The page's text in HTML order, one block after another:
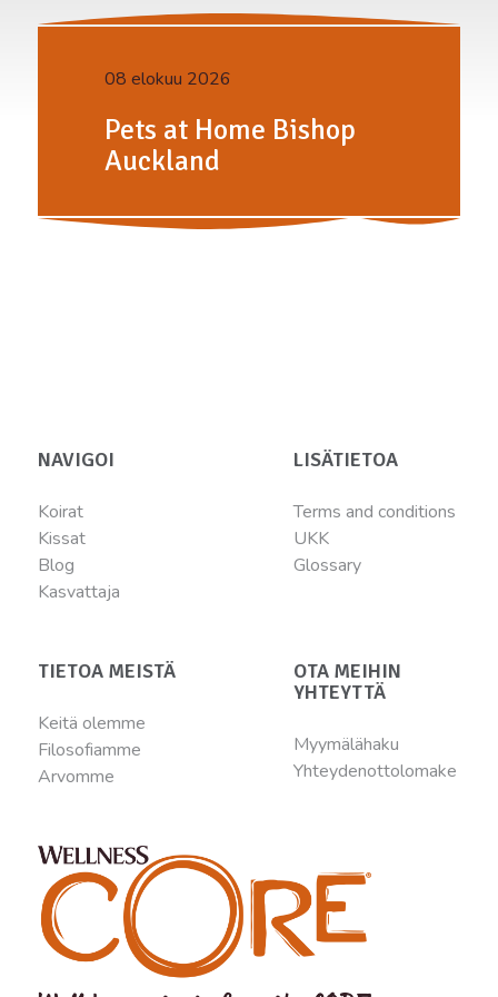
08 elokuu 2026
Pets at Home Bishop
Auckland
NAVIGOI
Koirat
Kissat
Blog
Kasvattaja
LISÄTIETOA
Terms and conditions
UKK
Glossary
TIETOA MEISTÄ
Keitä olemme
Filosofiamme
Arvomme
OTA MEIHIN
YHTEYTTÄ
Myymälähaku
Yhteydenottolomake